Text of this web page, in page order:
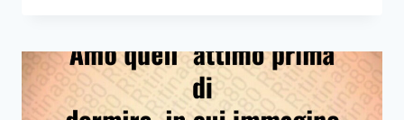
DI
QUALCUNO
QUESTO